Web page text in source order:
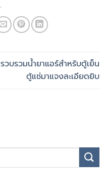
รวบรวมน้ำยาแอร์สำหรับตู้เย็น
ตู้แช่มาแจงละเอียดยิบ